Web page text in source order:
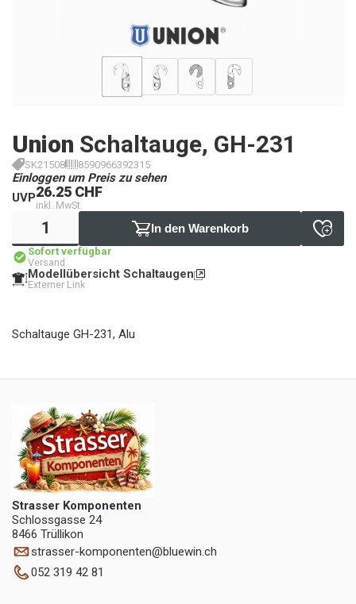
Union Schaltauge, GH-231
SK21508 8590966392315
Einloggen um Preis zu sehen
UVP26.25 CHF
inkl. MwSt.
In den Warenkorb
Sofort verfügbar
Versand
Modellübersicht Schaltaugen
Externer Link
Schaltauge GH-231, Alu
Strasser Komponenten
Schlossgasse 24
8466 Trüllikon
strasser-komponenten@bluewin.ch
052 319 42 81